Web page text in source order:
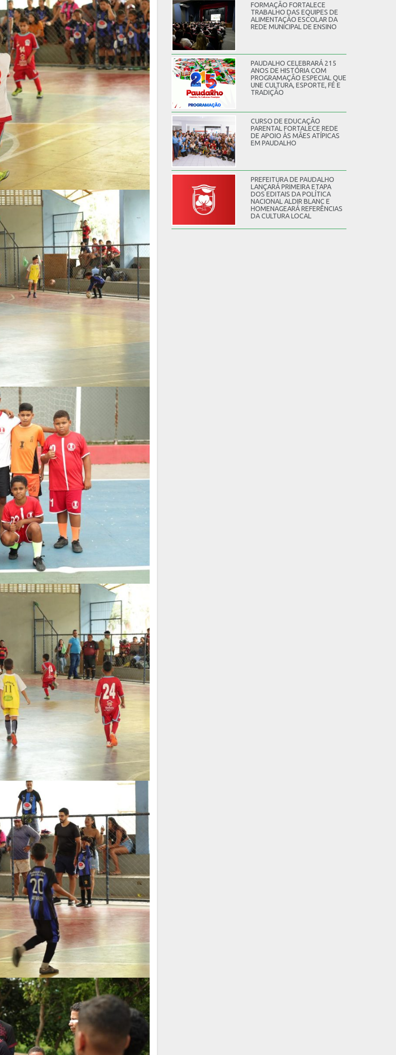
FORMAÇÃO FORTALECE
TRABALHO DAS EQUIPES DE
ALIMENTAÇÃO ESCOLAR DA
REDE MUNICIPAL DE ENSINO
PAUDALHO CELEBRARÁ 215
ANOS DE HISTÓRIA COM
PROGRAMAÇÃO ESPECIAL QUE
UNE CULTURA, ESPORTE, FÉ E
TRADIÇÃO
CURSO DE EDUCAÇÃO
PARENTAL FORTALECE REDE
DE APOIO ÀS MÃES ATÍPICAS
EM PAUDALHO
PREFEITURA DE PAUDALHO
LANÇARÁ PRIMEIRA ETAPA
DOS EDITAIS DA POLÍTICA
NACIONAL ALDIR BLANC E
HOMENAGEARÁ REFERÊNCIAS
DA CULTURA LOCAL